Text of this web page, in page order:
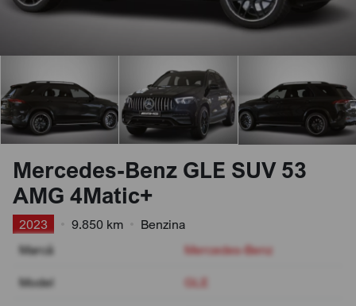
Mercedes-Benz GLE SUV 53
AMG 4Matic+
2023 9.850 km
Benzina
Marcă
Mercedes-Benz
Model GLE